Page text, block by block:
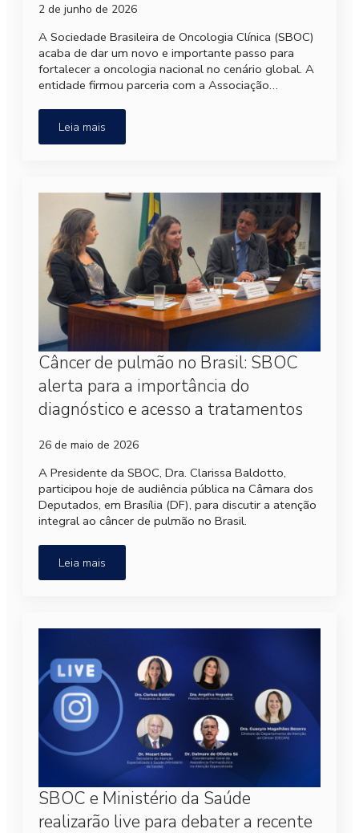
2 de junho de 2026
A Sociedade Brasileira de Oncologia Clínica (SBOC)
acaba de dar um novo e importante passo para
fortalecer a oncologia nacional no cenário global. A
entidade firmou parceria com a Associação…
Leia mais
Câncer de pulmão no Brasil: SBOC
alerta para a importância do
diagnóstico e acesso a tratamentos
26 de maio de 2026
A Presidente da SBOC, Dra. Clarissa Baldotto,
participou hoje de audiência pública na Câmara dos
Deputados, em Brasília (DF), para discutir a atenção
integral ao câncer de pulmão no Brasil.
Leia mais
SBOC e Ministério da Saúde
realizarão live para debater a recente